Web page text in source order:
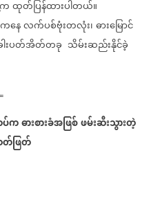
ထုတ်ပြန်ထားပါတယ်။
နေလက်ပစ်ဗုံးတလုံး၊ဓားမြောင်
ါးပတ်အိတ်တခု သိမ်းဆည်းနိုင်ခဲ့
ပ်ကဓားစားခံအဖြစ်ဖမ်းဆီးသွားတဲ့
ဖြတ်